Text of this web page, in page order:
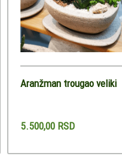
Aranžman trougao veliki
5.500,00 RSD